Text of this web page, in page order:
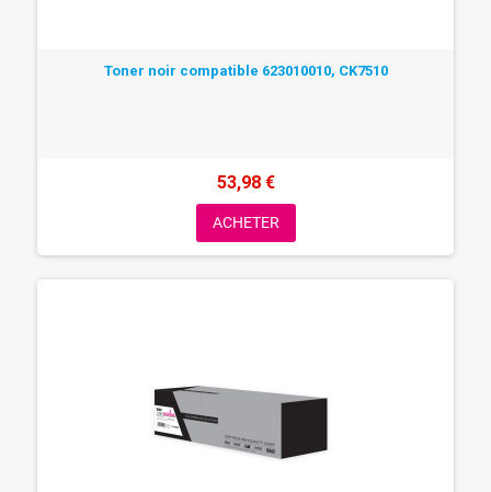
Toner noir compatible 623010010, CK7510
53,98 €
ACHETER